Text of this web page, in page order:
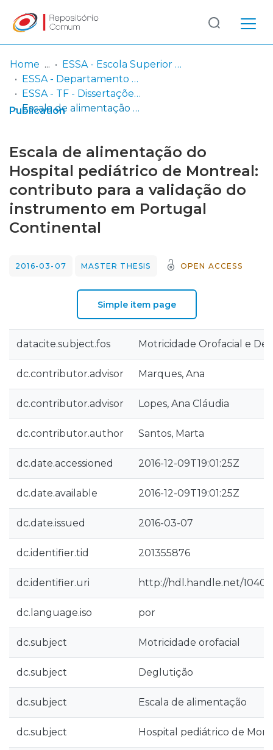
Communities
& Collections
Statistics
Log
In
(current)
Home
ESSA - Escola Superior de Saúde do Alcoitão
ESSA - Departamento de Terapia da Fala
ESSA - TF - Dissertações (orientações em curso e trabalhos concluídos)
Escala de alimentação do Hospital pediátrico de Montreal: contributo para a validação do instrumento em Portugal Continental
Publication
Escala de alimentação do
Hospital pediátrico de Montreal:
contributo para a validação do
instrumento em Portugal
Continental
2016-03-07 MASTER THESIS OPEN ACCESS
Simple item page
datacite.subject.fos Motricidade Orofacial e
dc.contributor.advisor Marques, Ana
dc.contributor.advisor Lopes, Ana Cláudia
dc.contributor.author Santos, Marta
dc.date.accessioned 2016-12-09T19:01:25Z
dc.date.available 2016-12-09T19:01:25Z
dc.date.issued 2016-03-07
dc.identifier.tid 201355876
dc.identifier.uri http://hdl.handle.net/
dc.language.iso por
dc.subject Motricidade orofacial
dc.subject Deglutição
dc.subject Escala de alimentação
dc.subject Hospital pediátrico de